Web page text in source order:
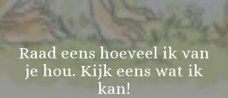
Raad eens hoeveel ik van
je hou. Kijk eens wat ik
kan!